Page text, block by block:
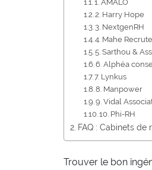
1. AMALO
2. Harry Hope
3. NextgenRH
4. Mahe
5. Sarthou &
6. Alphéa
7. Lynkus
8. Manpower
9. Vidal
10. Phi-RH
FAQ : Cabinets
Trouver le bon